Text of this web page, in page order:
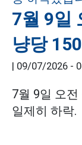
7월 9일
냥당
09/07/2026 -
7월 9일 오전
일제히 하락.